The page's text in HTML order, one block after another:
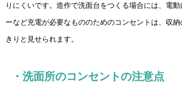
りにくいです。造作で洗面台をつくる場合には、電
ーなど充電が必要なもののためのコンセントは、収
きりと見せられます。
・洗面所のコンセントの注意点